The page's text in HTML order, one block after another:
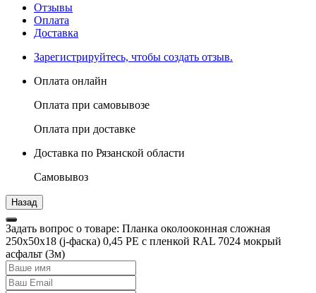
Отзывы
Оплата
Доставка
Зарегистрируйтесь, чтобы создать отзыв.
Оплата онлайн
Оплата при самовывозе
Оплата при доставке
Доставка по Рязанской области
Самовывоз
Задать вопрос о товаре: Планка околооконная сложная
250х50х18 (j-фаска) 0,45 PE с пленкой RAL 7024 мокрый
асфальт (3м)